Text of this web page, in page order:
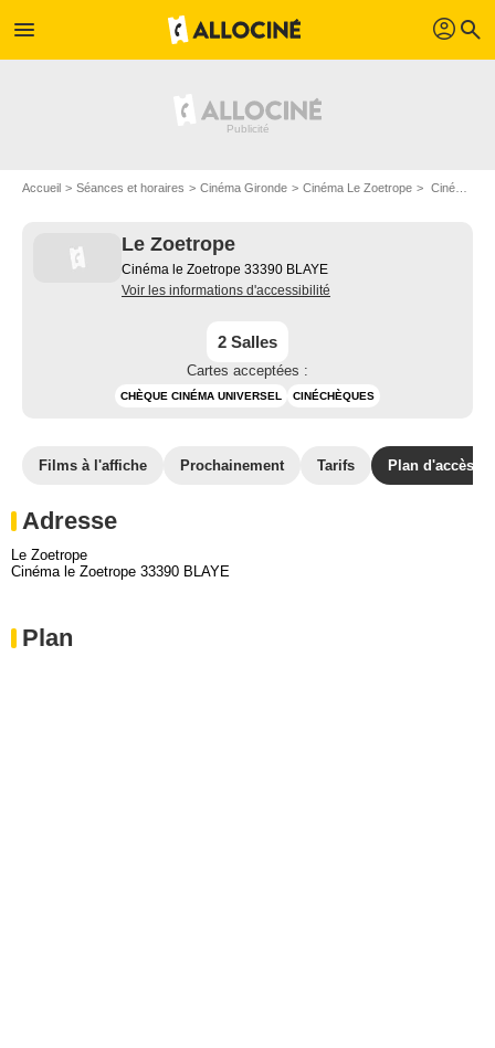
menu profil search
Accueil Séances et horaires Cinéma Gironde Cinéma Le Zoetrope Cinéma Le Zoetrope: plan d'accès
Le Zoetrope
Cinéma le Zoetrope 33390 BLAYE
Voir les informations d'accessibilité
2 Salles
Cartes acceptées :
CHÈQUE CINÉMA UNIVERSEL CINÉCHÈQUES
Films à l'affiche Prochainement Tarifs Plan d'accès
Adresse
Le Zoetrope
Cinéma le Zoetrope 33390 BLAYE
Plan